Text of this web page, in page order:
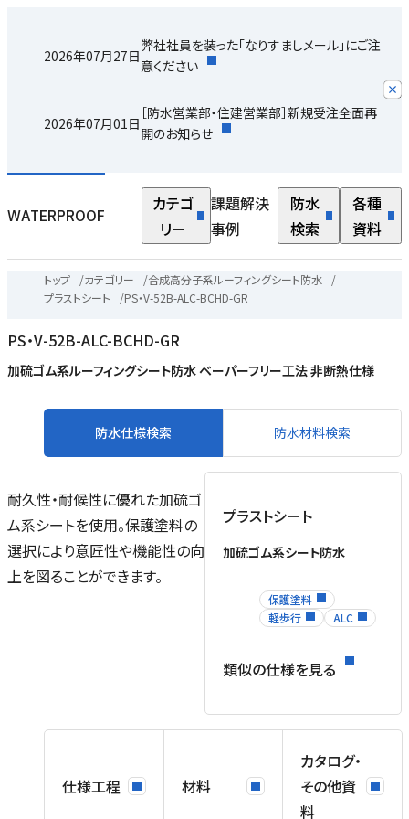
2026年07月27日
弊社社員を装った「なりすましメール」にご注
意ください
2026年07月01日
［防水営業部・住建営業部］新規受注全面再
開のお知らせ
WATERPROOF
カテゴ
リー
課題解決
事例
防水
検索
各種
資料
トップ /カテゴリー /合成高分子系ルーフィングシート防水
/
プラストシート
/PS・V-52B-ALC-BCHD-GR
PS・V-52B-ALC-BCHD-GR
加硫ゴム系ルーフィングシート防水 ベーパーフリー工法 非断熱仕様
防水仕様検索 防水材料検索
耐久性・耐候性に優れた加硫ゴ
ム系シートを使用。保護塗料の
選択により意匠性や機能性の向
上を図ることができます。
プラストシート
加硫ゴム系シート防水
保護塗料
軽歩行
ALC
類似の仕様を見る
仕様工程 材料
カタログ・
その他資
料